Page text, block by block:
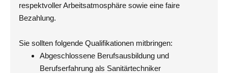
respektvoller Arbeitsatmosphäre sowie eine faire
Bezahlung.
Sie sollten folgende Qualifikationen mitbringen:
Abgeschlossene Berufsausbildung und
Berufserfahrung als Sanitärtechniker